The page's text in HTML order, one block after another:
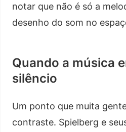
notar que não é só a
desenho do som no
Quando a música
silêncio
Um ponto que muita
contraste. Spielberg e